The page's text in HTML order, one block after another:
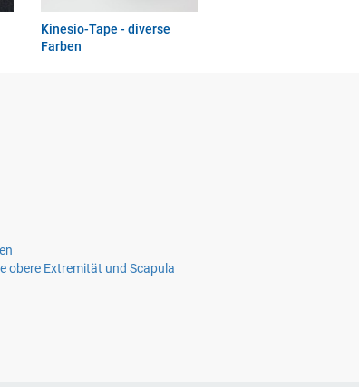
Kinesio-Tape - diverse
Farben
obere Extremität und Scapula